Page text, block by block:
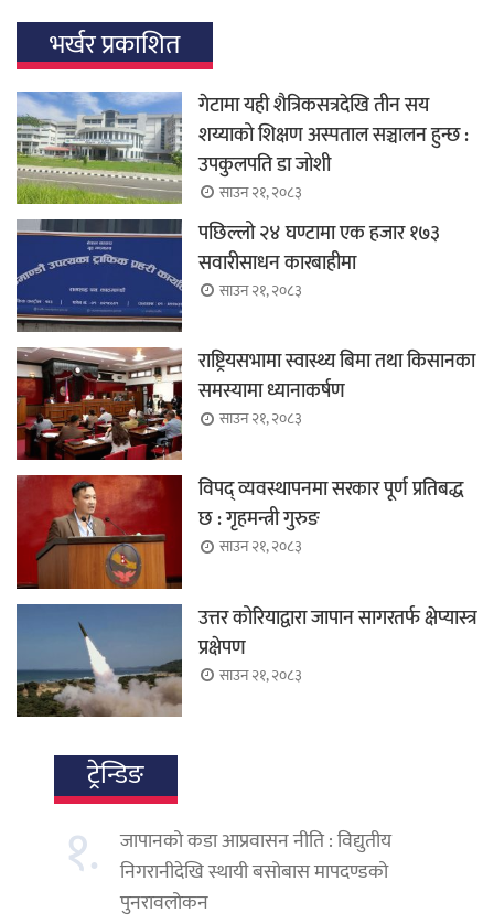
भर्खर प्रकाशित
गेटामा यही शैत्रिकसत्रदेखि तीन सय
शय्याको शिक्षण अस्पताल सञ्चालन हुन्छ :
उपकुलपति डा जोशी
साउन २१, २०८३
पछिल्लो २४ घण्टामा एक हजार १७३
सवारीसाधन कारबाहीमा
साउन २१, २०८३
राष्ट्रियसभामा स्वास्थ्य बिमा तथा किसानका
समस्यामा ध्यानाकर्षण
साउन २१, २०८३
विपद् व्यवस्थापनमा सरकार पूर्ण प्रतिबद्ध
छ : गृहमन्त्री गुरुङ
साउन २१, २०८३
उत्तर कोरियाद्वारा जापान सागरतर्फ क्षेप्यास्त्र
प्रक्षेपण
साउन २१, २०८३
ट्रेन्डिङ
१.
जापानको कडा आप्रवासन नीति : विद्युतीय
निगरानीदेखि स्थायी बसोबास मापदण्डको
पुनरावलोकन